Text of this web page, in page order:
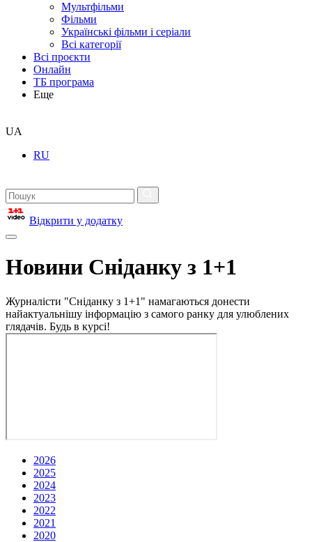
Мультфільми
Фільми
Українські фільми і серіали
Всі категорії
Всі проєкти
Онлайн
ТБ програма
Еще
UA
RU
Відкрити у додатку
Новини Сніданку з 1+1
Журналісти "Сніданку з 1+1" намагаються донести
найактуальнішу інформацію з самого ранку для улюблених
глядачів. Будь в курсі!
2026
2025
2024
2023
2022
2021
2020